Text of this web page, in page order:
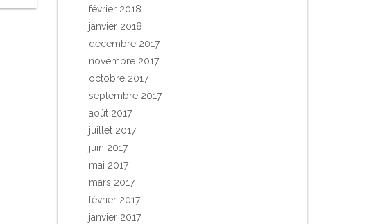
février 2018
janvier 2018
décembre 2017
novembre 2017
octobre 2017
septembre 2017
août 2017
juillet 2017
juin 2017
mai 2017
mars 2017
février 2017
janvier 2017